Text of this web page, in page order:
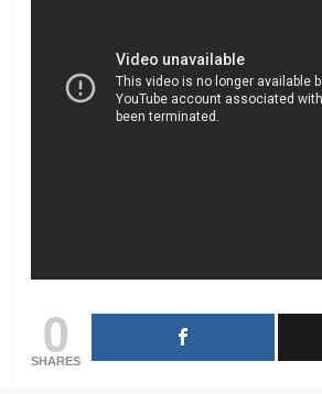
0
SHARES